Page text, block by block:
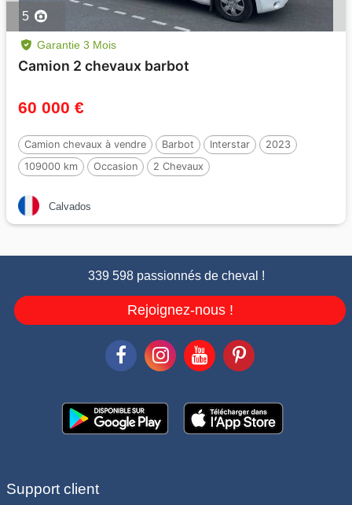
5
Garantie 3 Mois
Camion 2 chevaux barbot
60 000 €
Camion chevaux à vendre Barbot Interstar
2023
109000 km
Occasion 2 Chevaux
Calvados
339 598 passionnés de cheval !
Rejoignez-nous !
Support client